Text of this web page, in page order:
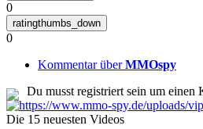
0
0
Kommentar überMMOspy
Du musst registriert sein um einen
Die 15 neuesten Videos